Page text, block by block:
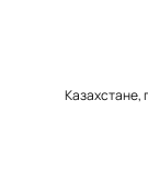
Казахстане,